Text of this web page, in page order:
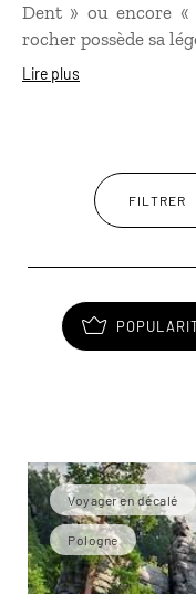
Dent » ou encore
rocher possède sa
balades. L’une des
Lire plus
FILTRER
Voyager en décalé
Pologne